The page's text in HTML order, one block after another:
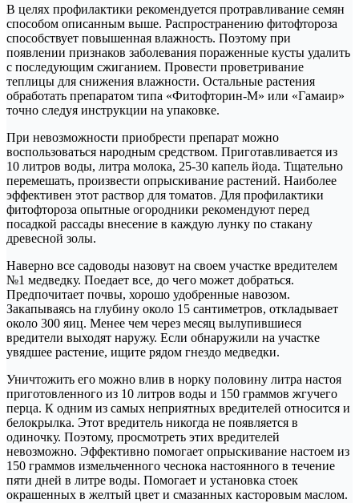
В целях профилактики рекомендуется протравливание семян
способом описанным выше. Распространению фитофтороза
способствует повышенная влажность. Поэтому при
появлении признаков заболевания пораженные кусты удалить
с последующим сжиганием. Провести проветривание
теплицы для снижения влажности. Остальные растения
обработать препаратом типа «Фитофторин-М» или «Гамаир»
точно следуя инструкции на упаковке.
При невозможности приобрести препарат можно
воспользоваться народным средством. Приготавливается из
10 литров воды, литра молока, 25-30 капель йода. Тщательно
перемешать, произвести опрыскивание растений. Наиболее
эффективен этот раствор для томатов. Для профилактики
фитофтороза опытные огородники рекомендуют перед
посадкой рассады внесение в каждую лунку по стакану
древесной золы.
Наверно все садоводы назовут на своем участке вредителем
№1 медведку. Поедает все, до чего может добраться.
Предпочитает почвы, хорошо удобренные навозом.
Закапываясь на глубину около 15 сантиметров, откладывает
около 300 яиц. Менее чем через месяц вылупившиеся
вредители выходят наружу. Если обнаружили на участке
увядшее растение, ищите рядом гнездо медведки.
Уничтожить его можно влив в норку половину литра настоя
приготовленного из 10 литров воды и 150 граммов жгучего
перца. К одним из самых неприятных вредителей относится и
белокрылка. Этот вредитель никогда не появляется в
одиночку. Поэтому, просмотреть этих вредителей
невозможно. Эффективно помогает опрыскивание настоем из
150 граммов измельченного чеснока настоянного в течение
пяти дней в литре воды. Помогает и установка стоек
окрашенных в желтый цвет и смазанных касторовым маслом.